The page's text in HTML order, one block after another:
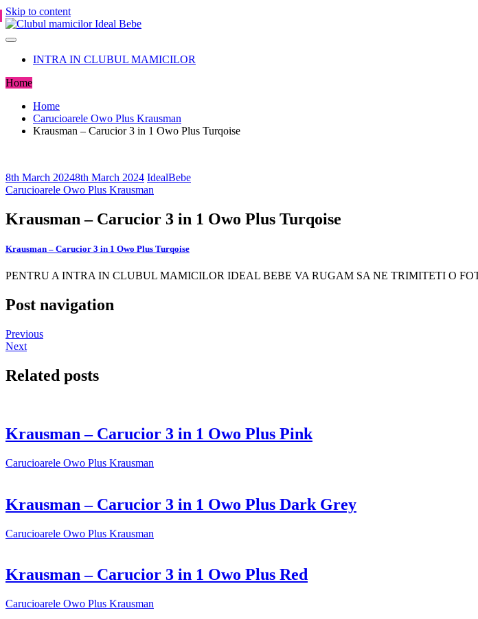
Skip to content
INTRA IN CLUBUL MAMICILOR
Home
Home
Carucioarele Owo Plus Krausman
Krausman – Carucior 3 in 1 Owo Plus Turqoise
8th March 20248th March 2024 IdealBebe
Carucioarele Owo Plus Krausman
Krausman – Carucior 3 in 1 Owo Plus Turqoise
Krausman – Carucior 3 in 1 Owo Plus Turqoise
PENTRU A INTRA IN CLUBUL MAMICILOR IDEAL BEBE VA RUGAM SA NE TRIMITETI O
Post navigation
Previous
Next
Related posts
Krausman – Carucior 3 in 1 Owo Plus Pink
Carucioarele Owo Plus Krausman
Krausman – Carucior 3 in 1 Owo Plus Dark Grey
Carucioarele Owo Plus Krausman
Krausman – Carucior 3 in 1 Owo Plus Red
Carucioarele Owo Plus Krausman